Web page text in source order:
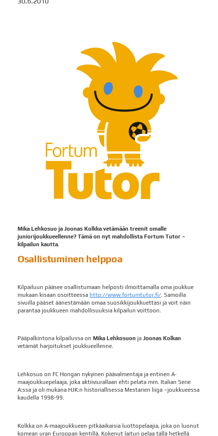
Mika Lehkosuo ja Joonas Kolkka vetämään treenit omalle
juniorijoukkueellenne? Tämä on nyt mahdollista Fortum Tutor –
kilpailun kautta.
Osallistuminen helppoa
Kilpailuun pääsee osallistumaan helposti ilmoittamalla oma joukkue
mukaan kisaan osoitteessa http://www.fortumtutor.fi/. Samoilla
sivuilla pääset äänestämään omaa suosikkijoukkuettasi ja voit näin
parantaa joukkueen mahdollisuuksia kilpailun voittoon.
Pääpalkintona kilpailussa on Mika Lehkosuon ja Joonas Kolkan
vetämät harjoitukset joukkueellenne.
Lehkosuo on FC Hongan nykyinen päävalmentaja ja entinen A-
maajoukkuepelaaja, joka aktiiviurallaan ehti pelata mm. Italian Serie
A:ssa ja oli mukana HJK:n historiallisessa Mestarien liiga –joukkueessa
kaudella 1998-99.
Kolkka on A-maajoukkueen pitkäaikaisia luottopelaajia, joka on luonut
komean uran Euroopan kentillä. Kokenut laituri pelaa tällä hetkellä